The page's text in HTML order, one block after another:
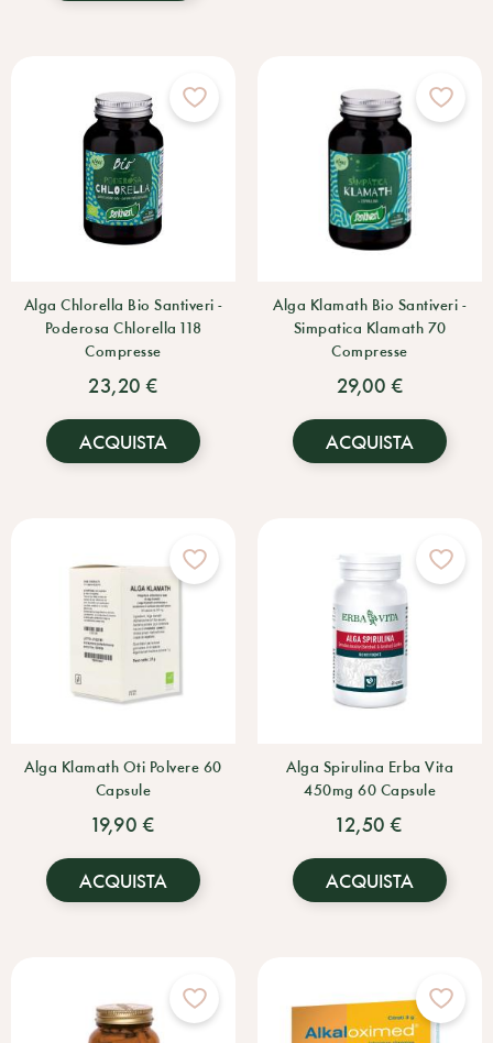
Alga Chlorella Bio Santiveri -
Poderosa Chlorella 118
Compresse
23,20 €
ACQUISTA
Alga Klamath Bio Santiveri -
Simpatica Klamath 70
Compresse
29,00 €
ACQUISTA
Alga Klamath Oti Polvere 60
Capsule
19,90 €
ACQUISTA
Alga Spirulina Erba Vita
450mg 60 Capsule
12,50 €
ACQUISTA